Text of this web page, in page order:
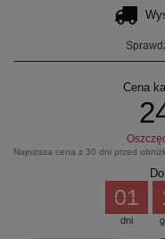
Cena
Najniższa cena z 30 dni przed
dni
01